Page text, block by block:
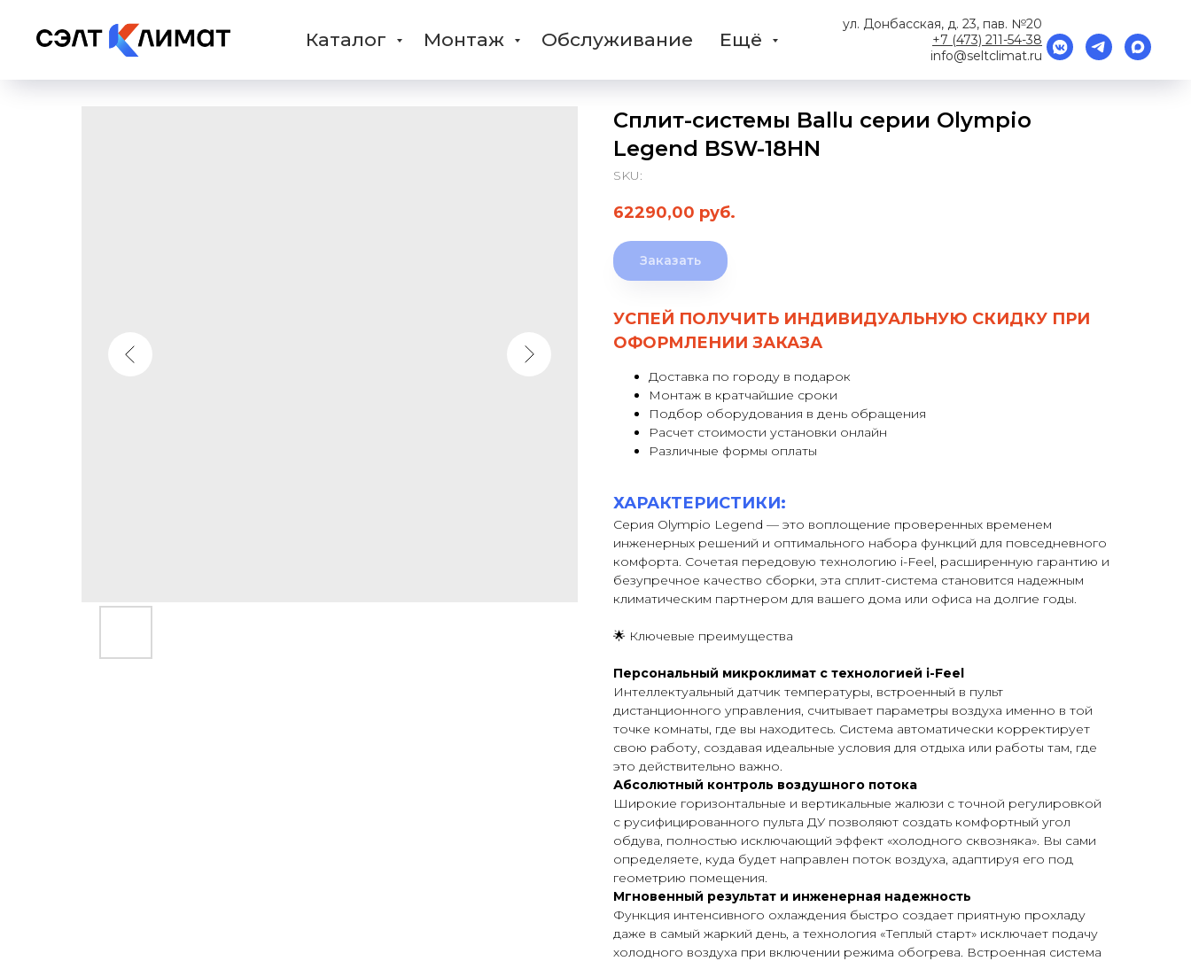
Каталог Монтаж Обслуживание Ещё
ул. Донбасская, д. 23, пав. №20
+7 (473) 211-54-38
info@seltclimat.ru
Сплит-системы Ballu серии Olympio
Legend BSW-18HN
SKU:
62290,00 руб.
Заказать
УСПЕЙ ПОЛУЧИТЬ ИНДИВИДУАЛЬНУЮ СКИДКУ ПРИ
ОФОРМЛЕНИИ ЗАКАЗА
Доставка по городу в подарок
Монтаж в кратчайшие сроки
Подбор оборудования в день обращения
Расчет стоимости установки онлайн
Различные формы оплаты
ХАРАКТЕРИСТИКИ:
Серия Olympio Legend — это воплощение проверенных временем
инженерных решений и оптимального набора функций для повседневного
комфорта. Сочетая передовую технологию i-Feel, расширенную гарантию и
безупречное качество сборки, эта сплит-система становится надежным
климатическим партнером для вашего дома или офиса на долгие годы.
🌟 Ключевые преимущества
Персональный микроклимат с технологией i-Feel
Интеллектуальный датчик температуры, встроенный в пульт
дистанционного управления, считывает параметры воздуха именно в той
точке комнаты, где вы находитесь. Система автоматически корректирует
свою работу, создавая идеальные условия для отдыха или работы там, где
это действительно важно.
Абсолютный контроль воздушного потока
Широкие горизонтальные и вертикальные жалюзи с точной регулировкой
с русифицированного пульта ДУ позволяют создать комфортный угол
обдува, полностью исключающий эффект «холодного сквозняка». Вы сами
определяете, куда будет направлен поток воздуха, адаптируя его под
геометрию помещения.
Мгновенный результат и инженерная надежность
Функция интенсивного охлаждения быстро создает приятную прохладу
даже в самый жаркий день, а технология «Теплый старт» исключает подачу
холодного воздуха при включении режима обогрева. Встроенная система